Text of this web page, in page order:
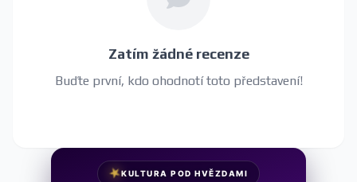
Zatím žádné recenze
Buďte první, kdo ohodnotí toto představení!
★KULTURA POD HVĚZDAMI